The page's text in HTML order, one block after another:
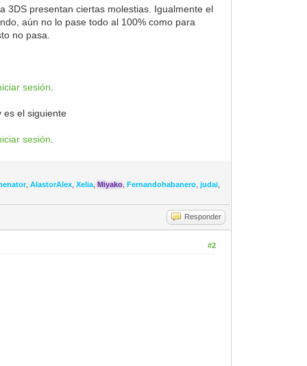
3DS presentan ciertas molestias. Igualmente el
aún no lo pase todo al 100% como para
no pasa.
sesión
es el siguiente
sesión
,AlastorAlex ,Xelia ,Miyako ,Fernandohabanero ,judai
Responder
#2